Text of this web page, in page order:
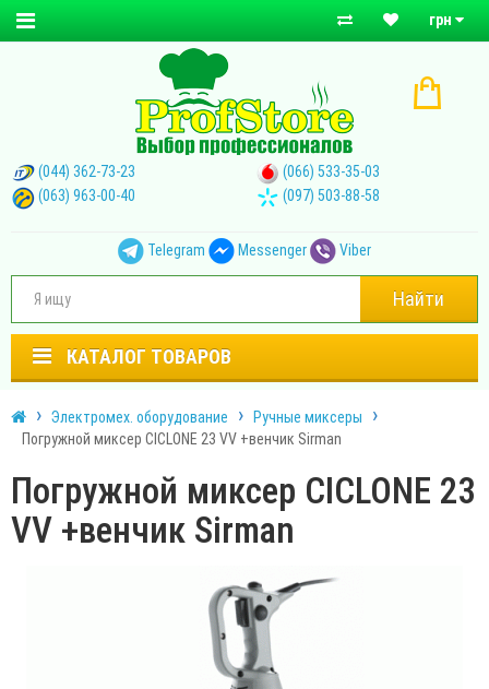
грн
(044) 362-73-23
(066) 533-35-03
(063) 963-00-40
(097) 503-88-58
Telegram Messenger Viber
Найти
КАТАЛОГ ТОВАРОВ
Электромех. оборудование
Ручные миксеры
Погружной миксер CICLONE 23 VV +венчик Sirman
Погружной миксер CICLONE 23
VV +венчик Sirman